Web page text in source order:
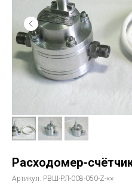
Расходомер-
Артикул: РВШ-РЛ-008-050-Z-××